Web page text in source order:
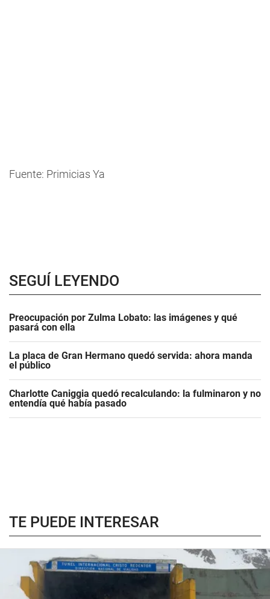
Fuente: Primicias Ya
SEGUÍ LEYENDO
Preocupación por Zulma Lobato: las imágenes y qué
pasará con ella
La placa de Gran Hermano quedó servida: ahora manda
el público
Charlotte Caniggia quedó recalculando: la fulminaron y no
entendía qué había pasado
TE PUEDE INTERESAR